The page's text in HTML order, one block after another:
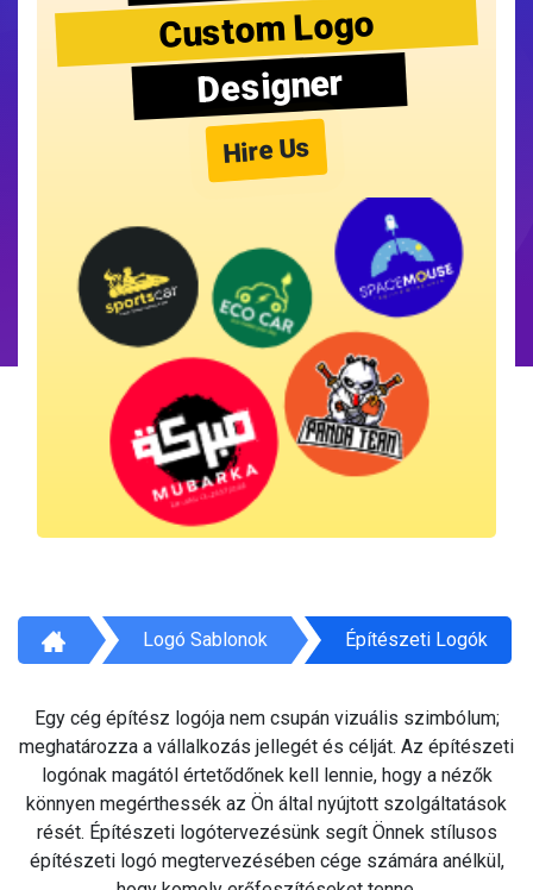
Custom Logo
Designer
Hire Us
Logó Sablonok Építészeti Logók
Egy cég építész logója nem csupán vizuális szimbólum;
meghatározza a vállalkozás jellegét és célját. Az építészeti
logónak magától értetődőnek kell lennie, hogy a nézők
könnyen megérthessék az Ön által nyújtott szolgáltatások
rését. Építészeti logótervezésünk segít Önnek stílusos
építészeti logó megtervezésében cége számára anélkül,